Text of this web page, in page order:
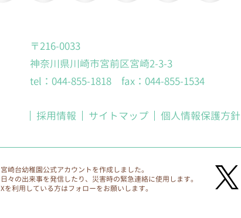
〒216-0033
神奈川県川崎市宮前区宮崎2-3-3
tel：044-855-1818 fax：044-855-1534
採用情報 サイトマップ 個人情報保護方針
宮崎台幼稚園公式アカウントを作成しました。
日々の出来事を発信したり、災害時の緊急連絡に使用します。
Xを利用している方はフォローをお願いします。